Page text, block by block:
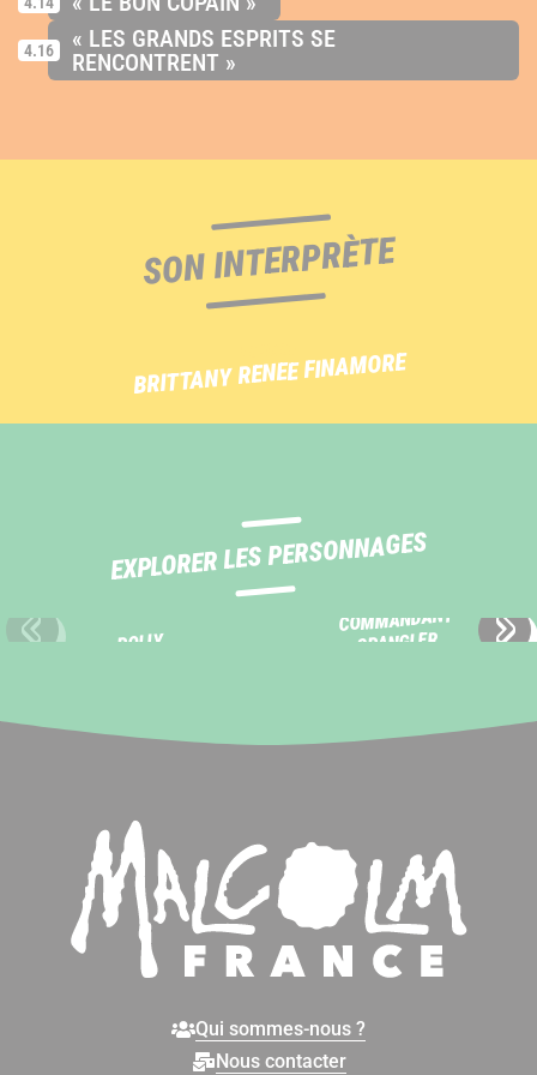
4.16
« LES GRANDS ESPRITS SE
RENCONTRENT »
SON INTERPRÈTE
BRITTANY RENEE FINAMORE
EXPLORER LES PERSONNAGES
POLLY
COMMANDANT
SPANGLER
Slide précédente
Qui sommes-nous ?
Nous contacter